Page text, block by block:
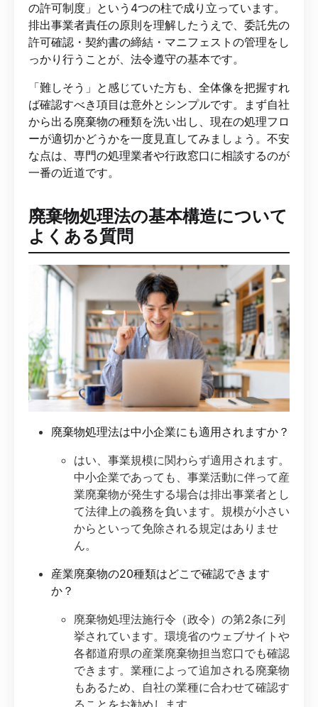
の許可制度」という4つの柱で成り立っています。
排出事業者責任の原則を理解したうえで、委託先の
許可確認・契約書の締結・マニフェストの管理をし
っかり行うことが、法令遵守の基本です。
「難しそう」と感じていた方も、全体像を把握すれ
ば確認すべき項目は意外とシンプルです。まず自社
から出る廃棄物の種類を洗い出し、現在の処理フロ
ーが適切かどうかを一度見直してみましょう。不安
な点は、専門の処理業者や行政窓口に相談するのが
一番の近道です。
廃棄物処理法の基本構造について
よくある質問
廃棄物処理法は中小企業にも適用されますか？
はい、事業規模に関わらず適用されます。
中小企業であっても、事業活動に伴って産
業廃棄物が発生する場合は排出事業者とし
て法律上の義務を負います。規模が小さい
からといって免除される規定はありませ
ん。
産業廃棄物の20種類はどこで確認できます
か？
廃棄物処理法施行令（政令）の第2条に列
挙されています。環境省のウェブサイトや
各都道府県の産業廃棄物担当窓口でも確認
できます。業種によって追加される廃棄物
もあるため、自社の業種に合わせて確認す
ることをお勧めします。